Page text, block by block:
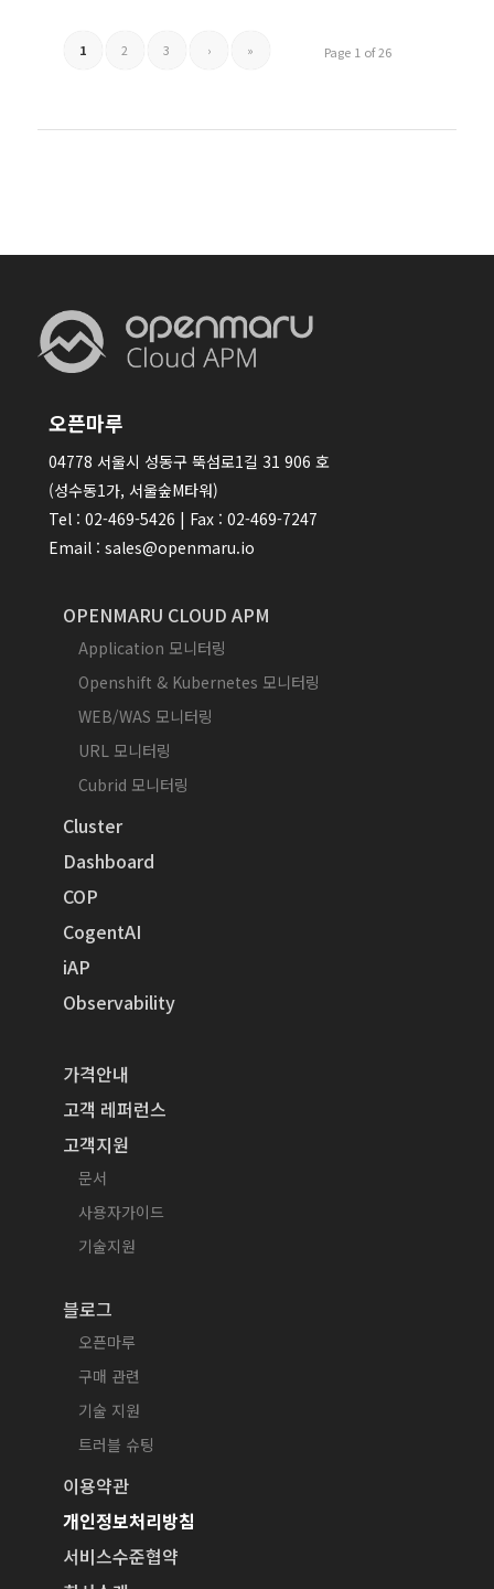
Page 1 of 26
1 2 3 › »
오픈마루
04778 서울시 성동구 뚝섬로1길 31 906 호
(성수동1가, 서울숲M타워)
Tel : 02-469-5426 | Fax : 02-469-7247
Email : sales@openmaru.io
OPENMARU CLOUD APM
Application 모니터링
Openshift & Kubernetes 모니터링
WEB/WAS 모니터링
URL 모니터링
Cubrid 모니터링
Cluster
Dashboard
COP
CogentAI
iAP
Observability
가격안내
고객 레퍼런스
고객지원
문서
사용자가이드
기술지원
블로그
오픈마루
구매 관련
기술 지원
트러블 슈팅
이용약관
개인정보처리방침
서비스수준협약